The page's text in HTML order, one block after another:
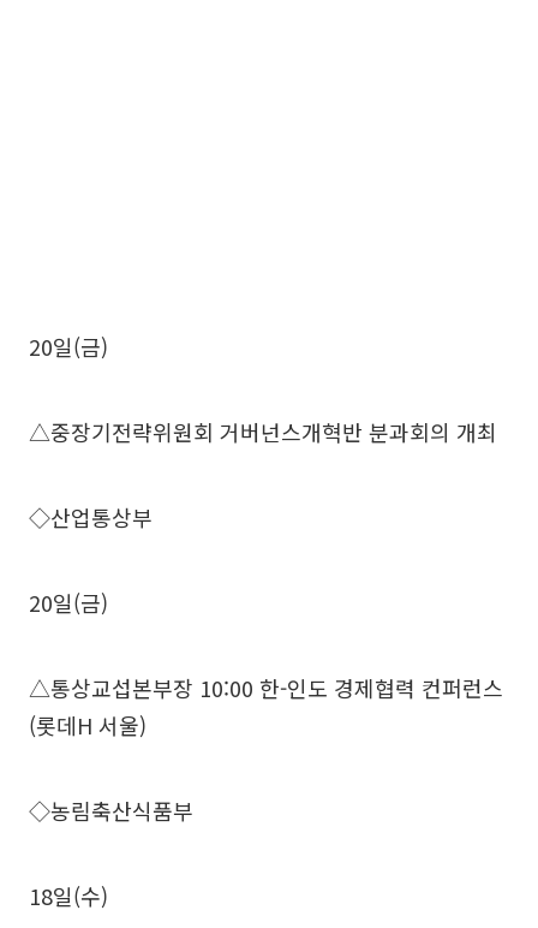
20일(금)
△중장기전략위원회 거버넌스개혁반 분과회의 개최
◇산업통상부
20일(금)
△통상교섭본부장 10:00 한-인도 경제협력 컨퍼런스
(롯데H 서울)
◇농림축산식품부
18일(수)